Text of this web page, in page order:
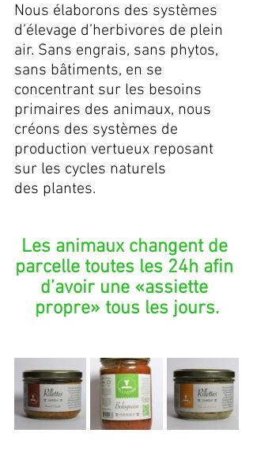
Nous élaborons des systèmes
d’élevage d’herbivores de plein
air. Sans engrais, sans phytos,
sans bâtiments, en se
concentrant sur les besoins
primaires des animaux, nous
créons des systèmes de
production vertueux reposant
sur les cycles naturels
des plantes.
Les animaux changent de
parcelle toutes les 24h afin
d’avoir une «assiette
propre» tous les jours.